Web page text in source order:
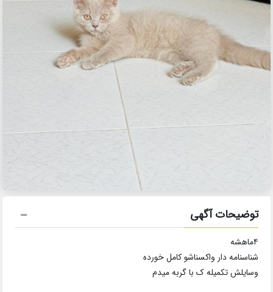
توضیحات آگهی
۴ماهشه
شناسنامه دار واکسناشو کامل خورده
وسایلش تکمیله ک با گربه میدم